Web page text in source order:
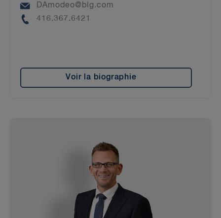
Email
DAmodeo@blg.com
Phone
416.367.6421
Voir la biographie